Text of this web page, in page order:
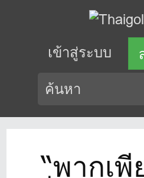
เข้าสู่ระบบ
“พากเ